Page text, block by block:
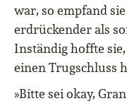
war, so empfand
erdrückender als
Inständig hoffte
einen Trugschluss
»Bitte sei okay,